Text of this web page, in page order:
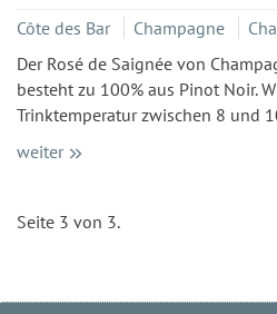
Côte des Bar Champagne
Der Rosé de Saignée von
besteht zu 100% aus Pinot Noir.
Trinktemperatur zwischen 8 und
weiter
Seite 3 von 3.